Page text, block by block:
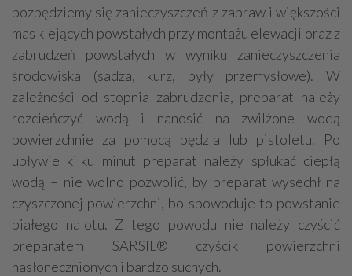
pozbędziemy się zanieczyszczeń z zapraw i większości
mas klejących powstałych przy montażu elewacji oraz z
zabrudzeń powstałych w wyniku zanieczyszczenia
środowiska (sadza, kurz, pyły przemysłowe). W
zależności od stopnia zabrudzenia, preparat należy
rozcieńczyć wodą i nanosić na zwilżone wodą
powierzchnie za pomocą pędzla lub pistoletu. Po
upływie kilku minut preparat należy spłukać ciepłą
wodą – nie wolno pozwolić, by preparat wysechł na
czyszczonej powierzchni, bo spowoduje to powstanie
białego nalotu. Z tego powodu nie należy czyścić
preparatem SARSIL® czyścik powierzchni
nasłonecznionych i bardzo suchych.